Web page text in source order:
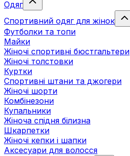
Одяг
Спортивний одяг для жінок
Футболки та топи
Майки
Жіночі спортивні бюстгальтери
Жіночі толстовки
Куртки
Спортивні штани та джогери
Жіночі шорти
Комбінезони
Купальники
Жіноча спідня білизна
Шкарпетки
Жіночі кепки і шапки
Аксесуари для волосся